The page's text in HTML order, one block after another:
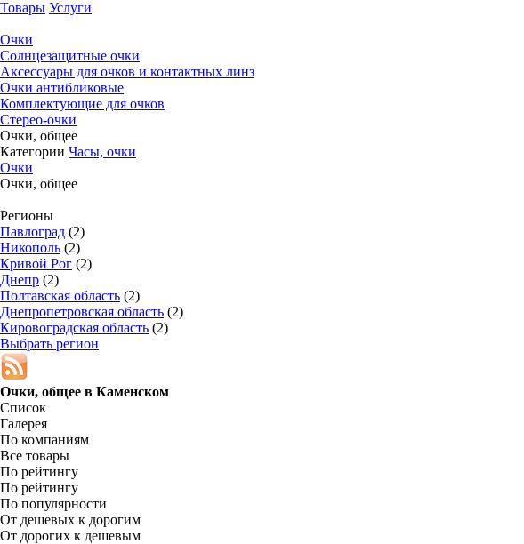
Товары Услуги
Очки
Солнцезащитные очки
Аксессуары для очков и контактных линз
Очки антибликовые
Комплектующие для очков
Стерео-очки
Очки, общее
Категории Часы, очки
Очки
Очки, общее
Регионы
Павлоград (2)
Никополь (2)
Кривой Рог (2)
Днепр (2)
Полтавская область (2)
Днепропетровская область (2)
Кировоградская область (2)
Выбрать регион
Очки, общее в Каменском
Список
Галерея
По компаниям
Все товары
По рейтингу
По рейтингу
По популярности
От дешевых к дорогим
От дорогих к дешевым